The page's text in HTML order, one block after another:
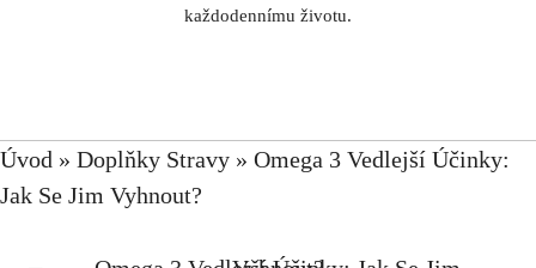
každodennímu životu.
Úvod » Doplňky Stravy » Omega 3 Vedlejší Účinky:
Jak Se Jim Vyhnout?